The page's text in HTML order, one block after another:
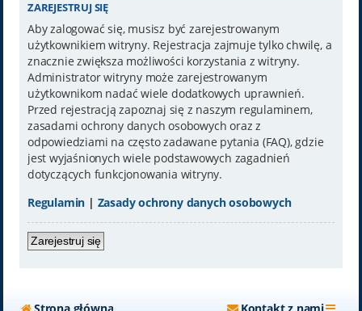
ZAREJESTRUJ SIĘ
Aby zalogować się, musisz być zarejestrowanym
użytkownikiem witryny. Rejestracja zajmuje tylko chwilę, a
znacznie zwiększa możliwości korzystania z witryny.
Administrator witryny może zarejestrowanym
użytkownikom nadać wiele dodatkowych uprawnień.
Przed rejestracją zapoznaj się z naszym regulaminem,
zasadami ochrony danych osobowych oraz z
odpowiedziami na często zadawane pytania (FAQ), gdzie
jest wyjaśnionych wiele podstawowych zagadnień
dotyczących funkcjonowania witryny.
Regulamin | Zasady ochrony danych osobowych
Zarejestruj się
Strona główna Kontakt z nami